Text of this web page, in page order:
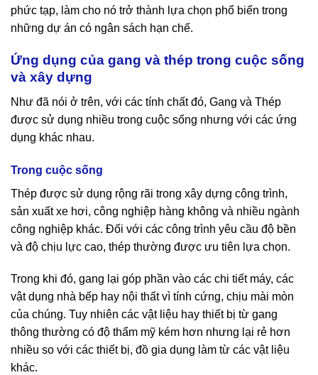
phức tạp, làm cho nó trở thành lựa chọn phổ biến trong
những dự án có ngân sách hạn chế.
Ứng dụng của gang và thép trong cuộc sống
và xây dựng
Như đã nói ở trên, với các tính chất đó, Gang và Thép
được sử dụng nhiều trong cuộc sống nhưng với các ứng
dụng khác nhau.
Trong cuộc sống
Thép được sử dụng rộng rãi trong xây dựng công trình,
sản xuất xe hơi, công nghiệp hàng không và nhiều ngành
công nghiệp khác. Đối với các công trình yêu cầu độ bền
và độ chịu lực cao, thép thường được ưu tiên lựa chọn.
Trong khi đó, gang lại góp phần vào các chi tiết máy, các
vật dụng nhà bếp hay nội thất vì tính cứng, chịu mài mòn
của chúng. Tuy nhiên các vật liệu hay thiết bị từ gang
thông thường có độ thẩm mỹ kém hơn nhưng lại rẻ hơn
nhiều so với các thiết bị, đồ gia dụng làm từ các vật liệu
khác.